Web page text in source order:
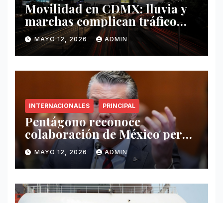
Movilidad en CDMX: lluvia y
marchas complican tráfico
este 12 de mayo
MAYO 12, 2026 ADMIN
INTERNACIONALES PRINCIPAL
Pentágono reconoce
colaboración de México pero
exige mayor operatividad
antidrogas
MAYO 12, 2026 ADMIN